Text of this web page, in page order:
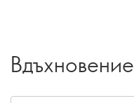
Вдъхновение